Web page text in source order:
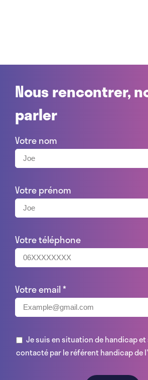
Nous rencontrer,
parler
Votre nom
Votre prénom
Votre téléphone
Votre email*
Je suis en situation de handicap
contacté par le référent handicap de